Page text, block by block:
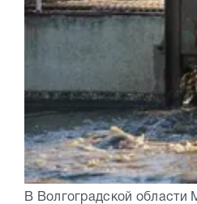
В Волгоградской области